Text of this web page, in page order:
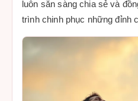
luôn sẵn sàng chia sẻ và
trình chinh phục những đỉnh